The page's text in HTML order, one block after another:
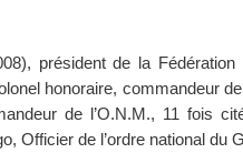
président de la
honoraire, commandeur de
de l’O.N.M., 11 fois
Officier de l’ordre national du